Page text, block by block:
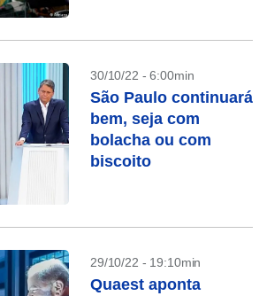
30/10/22 - 6:00min
São Paulo continuará
bem, seja com
bolacha ou com
biscoito
29/10/22 - 19:10min
Quaest aponta